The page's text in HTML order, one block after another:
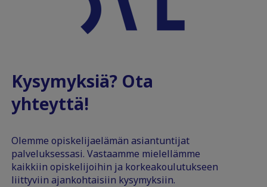
Kysymyksiä? Ota
yhteyttä!
Olemme opiskelijaelämän asiantuntijat
palveluksessasi. Vastaamme mielellämme
kaikkiin opiskelijoihin ja korkeakoulutukseen
liittyviin ajankohtaisiin kysymyksiin.